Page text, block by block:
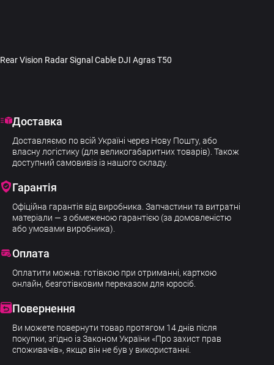
Rear Vision Radar Signal Cable DJI Agras T50
Доставка
Доставляємо по всій Україні через Нову Пошту, або
власну логістику (для великогабаритних товарів). Також
доступний самовивіз із нашого складу.
Гарантія
Офіційна гарантія від виробника. Запчастини та витратні
матеріали — з обмеженою гарантією (за домовленістю
або умовами виробника).
Оплата
Оплатити можна: готівкою при отриманні, карткою
онлайн, безготівковим переказом для юросіб.
Повернення
Ви можете повернути товар протягом 14 днів після
покупки, згідно із Законом України «Про захист прав
споживачів», якщо він не був у використанні.